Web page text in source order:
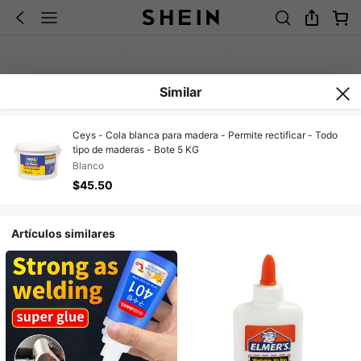
Similar
Ceys - Cola blanca para madera - Permite rectificar - Todo
tipo de maderas - Bote 5 KG
Blanco
$45.50
Artículos similares